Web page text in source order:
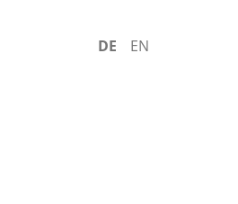
DEUTSCHENGLISH